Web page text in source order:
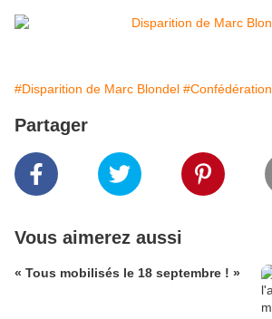
#Disparition de Marc Blondel #Confédération
Partager
Vous aimerez aussi
« Tous mobilisés le 18 septembre ! »